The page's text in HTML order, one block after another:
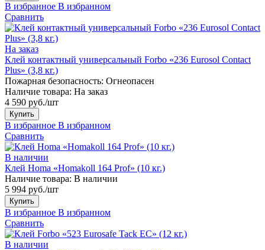
В избранное В избранном
Сравнить
На заказ
Клей контактный универсальный Forbo «236 Eurosol Contact
Plus» (3,8 кг.)
Пожарная безопасность: Огнеопасен
Наличие товара: На заказ
4 590 руб./шт
Купить
В избранное В избранном
Сравнить
В наличии
Клей Homa «Homakoll 164 Prof» (10 кг.)
Наличие товара: В наличии
5 994 руб./шт
Купить
В избранное В избранном
Сравнить
В наличии